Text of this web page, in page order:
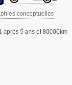
conceptuelles
après 5 ans et 80000km